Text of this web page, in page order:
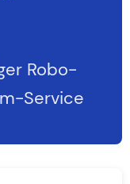
Robo-
Service